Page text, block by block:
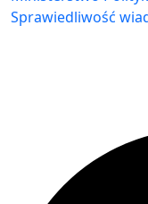
Sprawiedliwość